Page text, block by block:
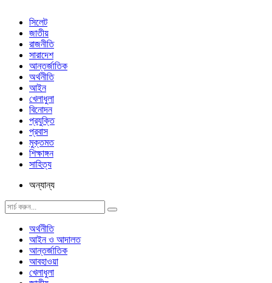
সিলেট
জাতীয়
রাজনীতি
সারাদেশ
আন্তর্জাতিক
অর্থনীতি
আইন
খেলাধুলা
বিনোদন
প্রযুক্তি
প্রবাস
মুক্তমত
শিক্ষাঙ্গন
সাহিত্য
অন্যান্য
অর্থনীতি
আইন ও আদালত
আন্তর্জাতিক
আবহাওয়া
খেলাধুলা